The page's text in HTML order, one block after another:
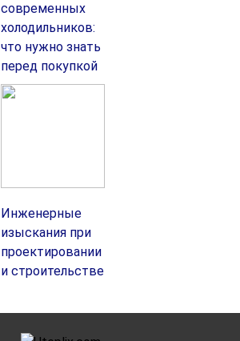
современных
холодильников:
что нужно знать
перед покупкой
Инженерные
изыскания при
проектировании
и строительстве